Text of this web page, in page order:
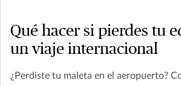
Qué hacer si pierdes tu
un viaje internacional
¿Perdiste tu maleta en el aeropuerto?